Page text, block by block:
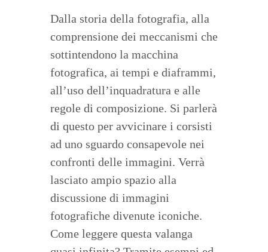
Dalla storia della fotografia, alla
comprensione dei meccanismi che
sottintendono la macchina
fotografica, ai tempi e diaframmi,
all’uso dell’inquadratura e alle
regole di composizione. Si parlerà
di questo per avvicinare i corsisti
ad uno sguardo consapevole nei
confronti delle immagini. Verrà
lasciato ampio spazio alla
discussione di immagini
fotografiche divenute iconiche.
Come leggere questa valanga